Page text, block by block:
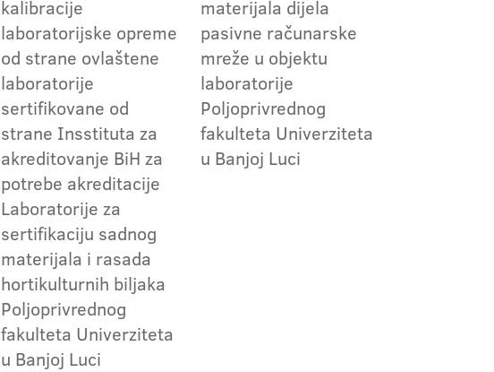
kalibracije
laboratorijske opreme
od strane ovlaštene
laboratorije
sertifikovane od
strane Insstituta za
akreditovanje BiH za
potrebe akreditacije
Laboratorije za
sertifikaciju sadnog
materijala i rasada
hortikulturnih biljaka
Poljoprivrednog
fakulteta Univerziteta
u Banjoj Luci
materijala dijela
pasivne računarske
mreže u objektu
laboratorije
Poljoprivrednog
fakulteta Univerziteta
u Banjoj Luci